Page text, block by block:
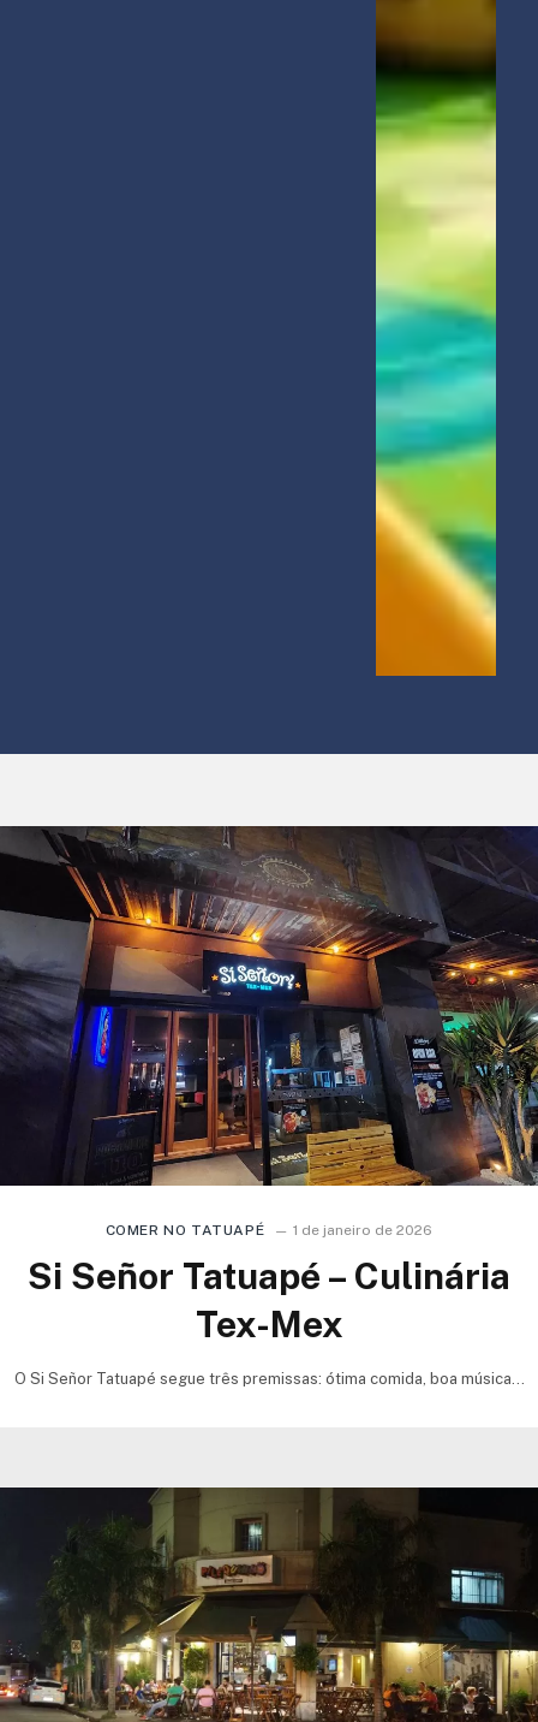
COMER NO TATUAPÉ 1 de janeiro de 2026
Si Señor Tatuapé – Culinária
Tex-Mex
O Si Señor Tatuapé segue três premissas: ótima comida, boa música e